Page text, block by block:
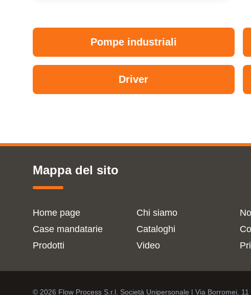
Pompe industriali
Driver
Mappa del sito
Home page
Case mandatarie
Prodotti
Chi siamo
Cataloghi
Video
© 2026 Flow Process S.r.l. Società Unipersonale | Via Borromei,